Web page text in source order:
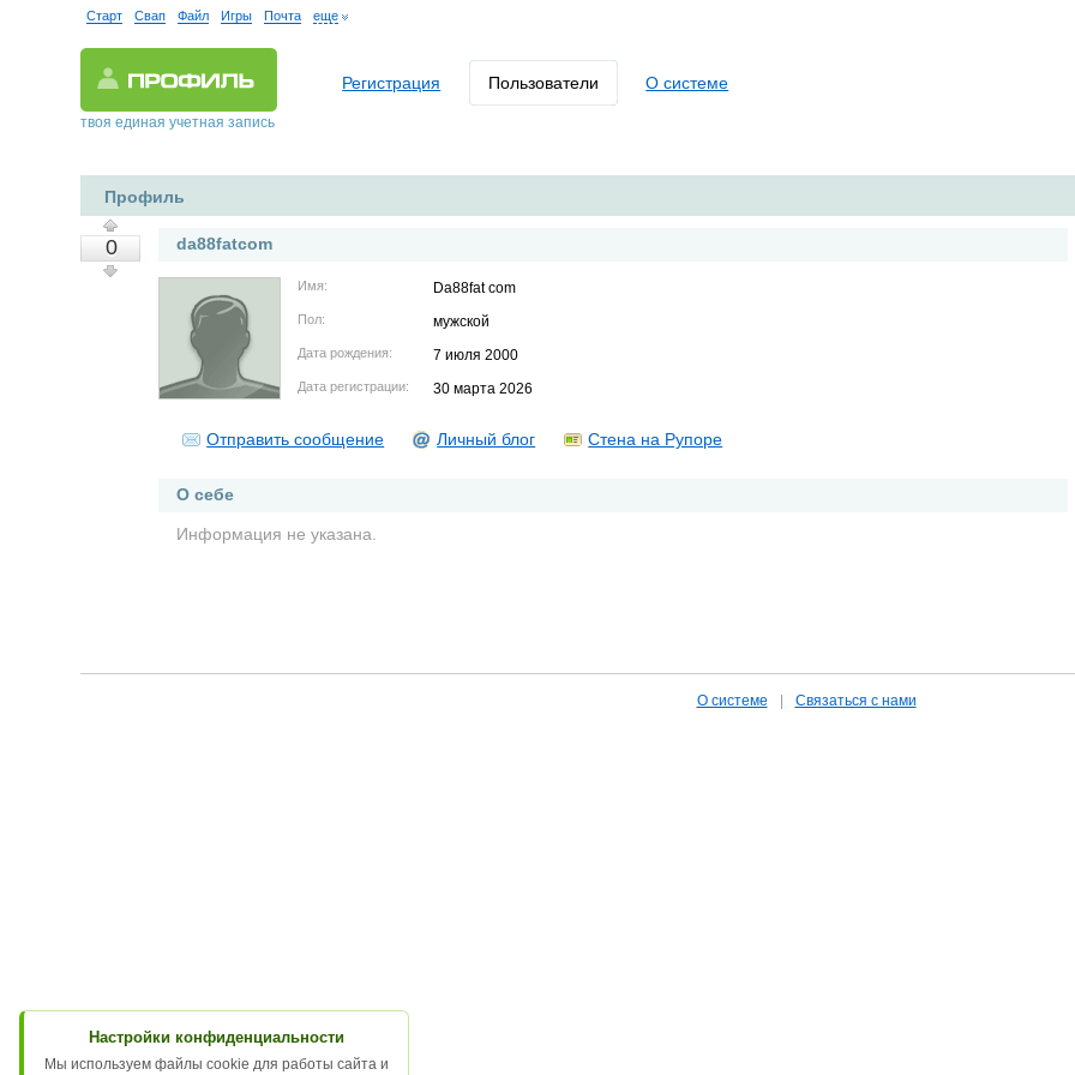
Старт Свап Файл Игры Почта еще
твоя единая учетная запись
Регистрация Пользователи О системе
Профиль
0 da88fatcom
Имя: Da88fat com
Пол: мужской
Дата рождения: 7 июля 2000
Дата регистрации: 30 марта 2026
Отправить сообщение Личный блог Стена на Рупоре
О себе
Информация не указана.
О системе Связаться с нами
Настройки конфиденциальности
Мы используем файлы cookie для работы сайта и